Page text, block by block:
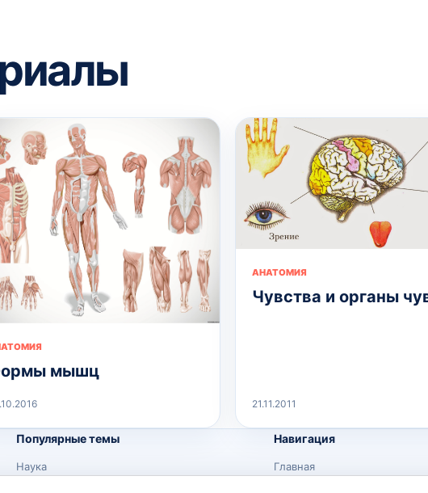
мышц
АНАТОМИЯ
Чувства и органы
21.11.2011
Популярные темы
Наука
Навигация
Главная